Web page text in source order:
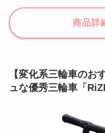
商品詳
【変化系三輪車のお
ュな優秀三輪車「